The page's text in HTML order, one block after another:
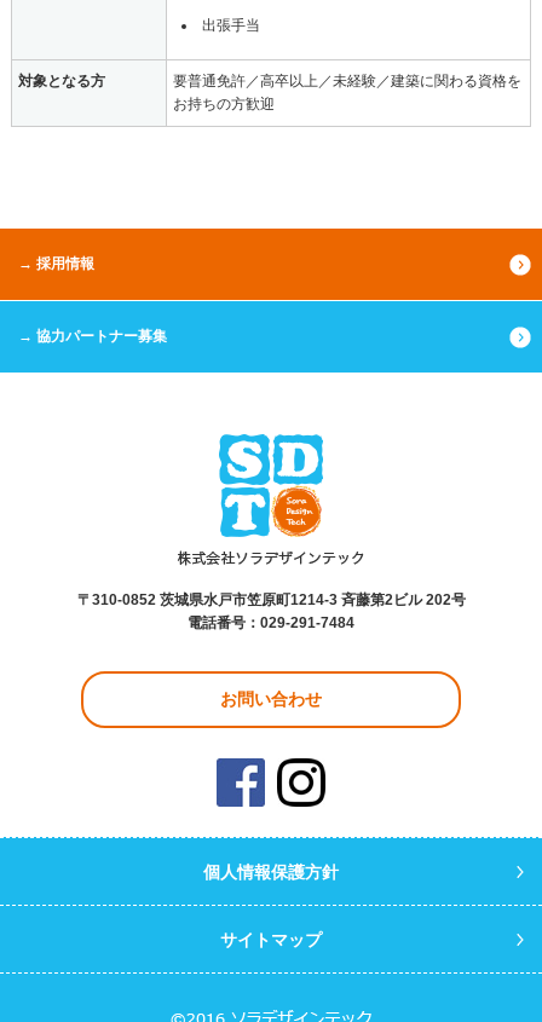
出張手当
対象となる方
要普通免許／高卒以上／未経験／建築に関わる資格を
お持ちの方歓迎
→ 採用情報
→ 協力パートナー募集
〒 310-0852 茨城県水戸市笠原町1214-3 斉藤第2ビル 202号
電話番号 ： 029-291-7484
お問い合わせ
個人情報保護方針
サイトマップ